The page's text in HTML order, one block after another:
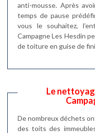
anti-mousse. Après
temps de pause
vous le souhaitez,
Campagne Les Hesdin
de toiture en guise de
Le
De nombreux déchets
des toits des